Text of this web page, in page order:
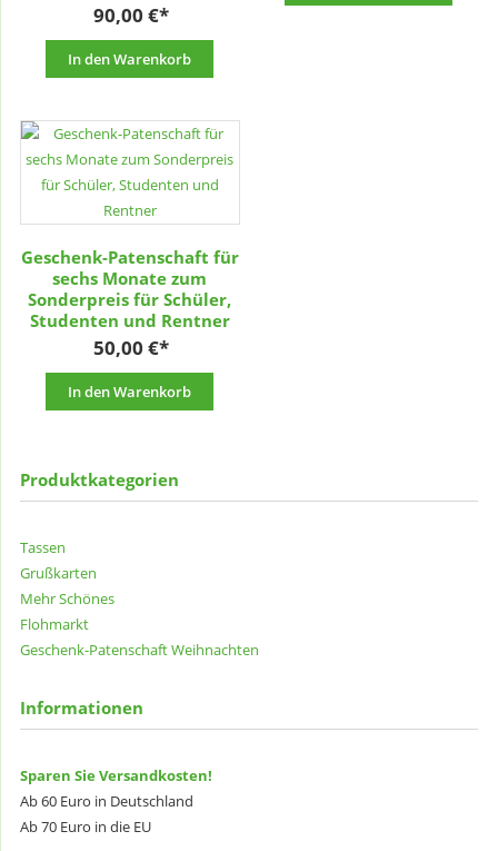
90,00€
In den Warenkorb
Geschenk-Patenschaft für
sechs Monate zum
Sonderpreis für Schüler,
Studenten und Rentner
50,00€
In den Warenkorb
Produktkategorien
Tassen
Grußkarten
Mehr Schönes
Flohmarkt
Geschenk-PatenschaftWeihnachten
Informationen
Sparen Sie Versandkosten!
Ab 60 Euro in Deutschland
Ab 70 Euro in die EU